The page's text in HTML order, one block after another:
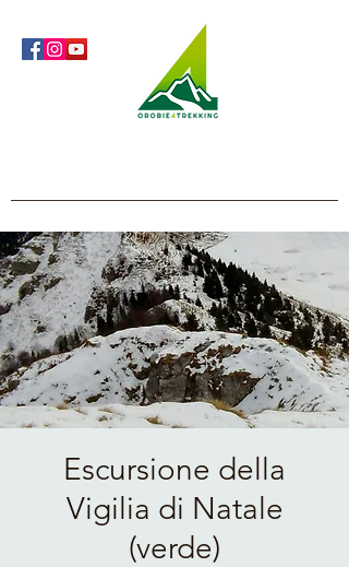
Escursione della
Vigilia di Natale
(verde)